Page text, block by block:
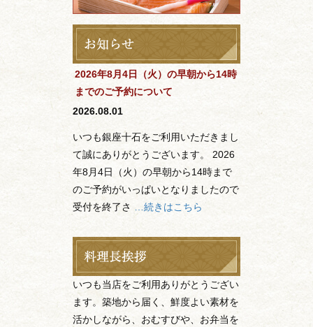
2026年8月4日（火）の早朝から14時
までのご予約について
2026.08.01
いつも銀座十石をご利用いただきまし
て誠にありがとうございます。 2026
年8月4日（火）の早朝から14時まで
のご予約がいっぱいとなりましたので
受付を終了さ
…続きはこちら
いつも当店をご利用ありがとうござい
ます。築地から届く、鮮度よい素材を
活かしながら、おむすびや、お弁当を